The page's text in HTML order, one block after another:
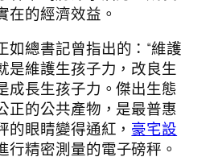
在的經濟效益。
如總書記曾指出的：“維護
是維護生孩子力，改良生
成長生孩子力。傑出生態
正的公共產物，是最普惠
的眼睛變得通紅， 豪宅設
行精密測量的電子磅秤。